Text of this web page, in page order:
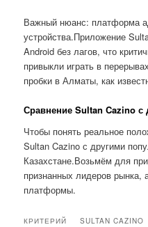
Важный нюанс: платформа
устройства.Приложение
Android без лагов, что
привыкли играть в
пробки в Алматы, как
Сравнение Sultan Cazino
Чтобы понять реальное
Sultan Cazino с другими
Казахстане.Возьмём для
признанных лидеров рынка,
платформы.
КРИТЕРИЙ SULTAN CAZINO